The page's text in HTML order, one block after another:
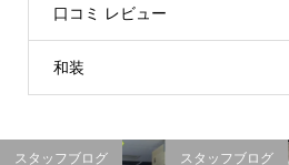
口コミ レビュー
和装
スタッフブログ スタッフブログ